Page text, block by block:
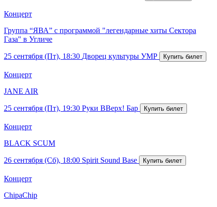
Концерт
Группа “ЯВА” с программой "легендарные хиты Сектора
Газа" в Угличе
25 сентября (Пт), 18:30 Дворец культуры УМР
Концерт
JANE AIR
25 сентября (Пт), 19:30 Руки ВВерх! Бар
Концерт
BLACK SCUM
26 сентября (Сб), 18:00 Spirit Sound Base
Концерт
ChipaChip